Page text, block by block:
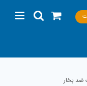
ضد بخار